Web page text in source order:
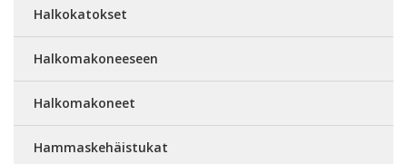
Halkokatokset
Halkomakoneeseen
Halkomakoneet
Hammaskehäistukat